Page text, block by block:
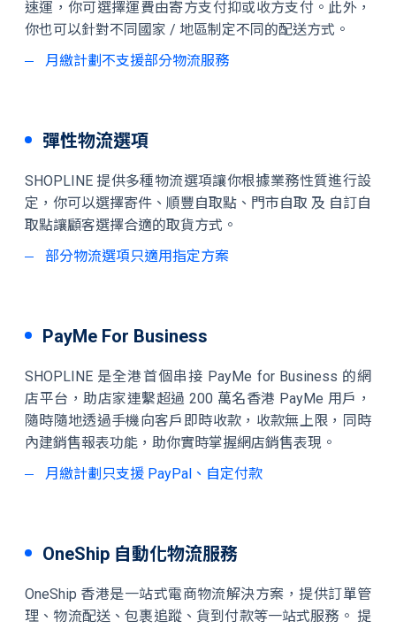
速運，你可選擇運費由寄方支付抑或收方支付。此外，
你也可以針對不同國家 / 地區制定不同的配送方式。
月繳計劃不支援部分物流服務
彈性物流選項
SHOPLINE 提供多種物流選項讓你根據業務性質進行設
定，你可以選擇寄件、順豐自取點、門市自取 及 自訂自
取點讓顧客選擇合適的取貨方式。
部分物流選項只適用指定方案
PayMe For Business
SHOPLINE 是全港首個串接 PayMe for Business 的網
店平台，助店家連繫超過 200 萬名香港 PayMe 用戶，
隨時隨地透過手機向客戶即時收款，收款無上限，同時
內建銷售報表功能，助你實時掌握網店銷售表現。
月繳計劃只支援 PayPal、自定付款
OneShip 自動化物流服務
OneShip 香港是一站式電商物流解決方案，提供訂單管
理、物流配送、包裹追蹤、貨到付款等一站式服務。 提